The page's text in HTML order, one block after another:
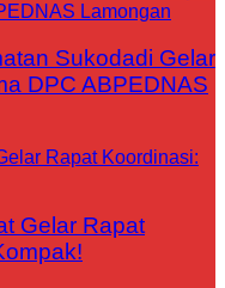
Sukodadi Gelar
DPC ABPEDNAS
Gelar Rapat